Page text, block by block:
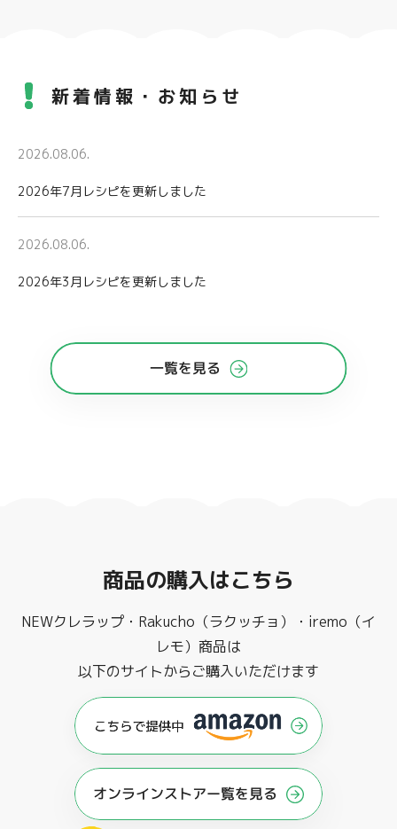
新着情報・お知らせ
2026.08.06.
2026年7月レシピを更新しました
2026.08.06.
2026年3月レシピを更新しました
一覧を見る
商品の購入はこちら
NEWクレラップ・Rakucho（ラクッチョ）・iremo（イ
レモ）商品は
以下のサイトからご購入いただけます
オンラインストアー覧を見る